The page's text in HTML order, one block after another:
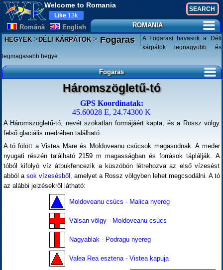
Welcome to Romania
Românã English
Like 13k
ROMANIA
HEGYEK>DÉLI KÁRPÁTOK>Fogaras
A Fogarasi havasok a Déli
kárpátok legnagyobb és
legmagasabb hegye.
Fogaras
Háromszögletű-tó
GPS Koordinatak:
45.60028 E, 24.74300 K
A Háromszögletű-tó, nevét szokatlan formájáért kapta, és a Rossz völgy
felső glaciális medrében található.
A tó fölött a Vistea Mare és Moldoveanu csúcsok magasodnak. A meder
nyugati részén található 2159 m magasságban és források táplálják. A
tóból kifolyó víz átbukfencezik a küszöbön létrehozva az első vízesést
abból a sok vízesésből , amelyet a Rossz völgyben lehet megcsodálni. A tó
az alábbi jelzésekről látható:
Moldoveanu csúcs - Malica nyereg
Vâlsan völgy - Moldoveanu csúcs
Nagyablak - Podragu nyereg
Valea Rea esztena - Vistea kapuja